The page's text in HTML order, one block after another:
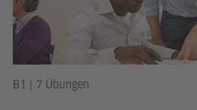
B1 | 7 Übungen